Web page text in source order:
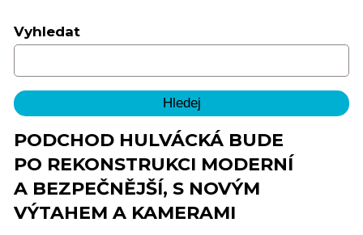
Vyhledat
PODCHOD HULVÁCKÁ BUDE
PO REKONSTRUKCI MODERNÍ
A BEZPEČNĚJŠÍ, S NOVÝM
VÝTAHEM A KAMERAMI